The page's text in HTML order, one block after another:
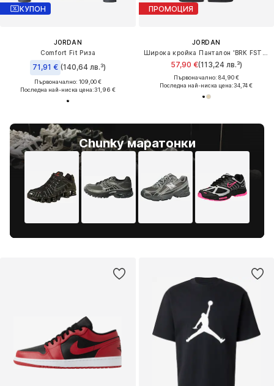
КУПОН
JORDAN
Comfort Fit Риза
71,91 € (140,64 лв.³)
Първоначално: 109,00 €
Последна най-ниска цена:31,96 €
Chunky маратонки
ПРОМОЦИЯ
JORDAN
57,90 €(113,24 лв.³)
Първоначално: 84,90 €
Последна най-ниска цена:34,74 €